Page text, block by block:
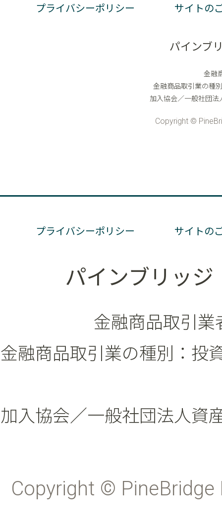
プライバシーポリシー サイトの
パインブリッ
金融商品取引
金融商品取引業の種別：投
加入協会／一般社団法人資
Copyright ©